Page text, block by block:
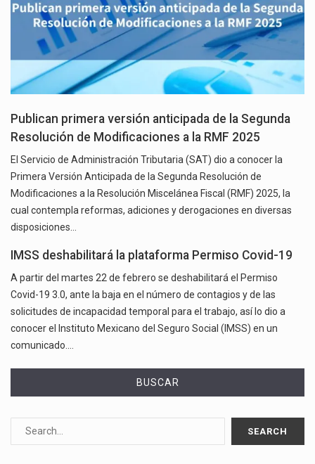
Publican primera versión anticipada de la Segunda
Resolución de Modificaciones a la RMF 2025
El Servicio de Administración Tributaria (SAT) dio a conocer la
Primera Versión Anticipada de la Segunda Resolución de
Modificaciones a la Resolución Miscelánea Fiscal (RMF) 2025, la
cual contempla reformas, adiciones y derogaciones en diversas
disposiciones…
IMSS deshabilitará la plataforma Permiso Covid-19
A partir del martes 22 de febrero se deshabilitará el Permiso
Covid-19 3.0, ante la baja en el número de contagios y de las
solicitudes de incapacidad temporal para el trabajo, así lo dio a
conocer el Instituto Mexicano del Seguro Social (IMSS) en un
comunicado.…
BUSCAR